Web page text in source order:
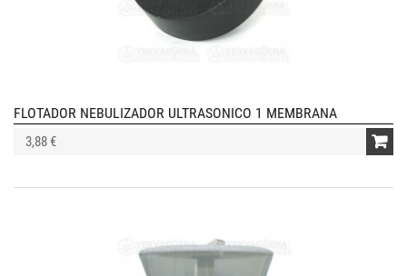
FLOTADOR NEBULIZADOR ULTRASONICO 1 MEMBRANA
3,88 €